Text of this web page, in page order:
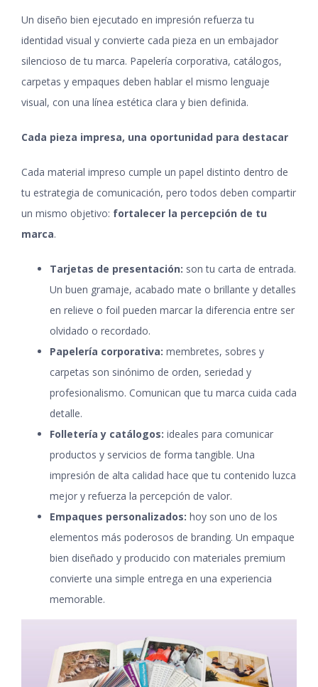
Un diseño bien ejecutado en impresión refuerza tu
identidad visual y convierte cada pieza en un embajador
silencioso de tu marca. Papelería corporativa, catálogos,
carpetas y empaques deben hablar el mismo lenguaje
visual, con una línea estética clara y bien definida.
Cada pieza impresa, una oportunidad para destacar
Cada material impreso cumple un papel distinto dentro de
tu estrategia de comunicación, pero todos deben compartir
un mismo objetivo: fortalecer la percepción de tu
marca.
Tarjetas de presentación: son tu carta de entrada.
Un buen gramaje, acabado mate o brillante y detalles
en relieve o foil pueden marcar la diferencia entre ser
olvidado o recordado.
Papelería corporativa: membretes, sobres y
carpetas son sinónimo de orden, seriedad y
profesionalismo. Comunican que tu marca cuida cada
detalle.
Folletería y catálogos: ideales para comunicar
productos y servicios de forma tangible. Una
impresión de alta calidad hace que tu contenido luzca
mejor y refuerza la percepción de valor.
Empaques personalizados: hoy son uno de los
elementos más poderosos de branding. Un empaque
bien diseñado y producido con materiales premium
convierte una simple entrega en una experiencia
memorable.